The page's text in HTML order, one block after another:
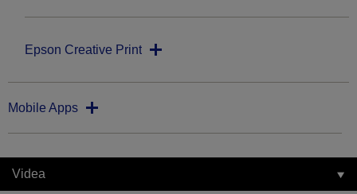
Epson Creative Print
Mobile Apps
Videa